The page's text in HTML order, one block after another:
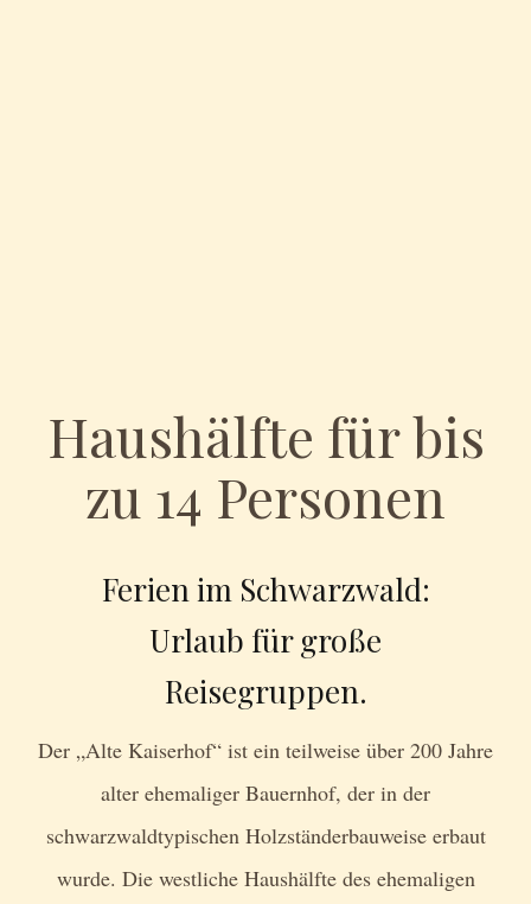
Haushälfte für bis
zu 14 Personen
Ferien im Schwarzwald:
Urlaub für große
Reisegruppen.
Der „Alte Kaiserhof“ ist ein teilweise über 200 Jahre
alter ehemaliger Bauernhof, der in der
schwarzwaldtypischen Holzständerbauweise erbaut
wurde. Die westliche Haushälfte des ehemaligen